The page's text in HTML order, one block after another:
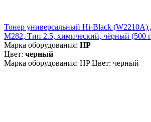
Тонер универсальный Hi-Black (W2210A)
M282, Тип 2.5, химический, чёрный (500
Марка оборудования: HP
Цвет: черный
Марка оборудования: HP Цвет: черный